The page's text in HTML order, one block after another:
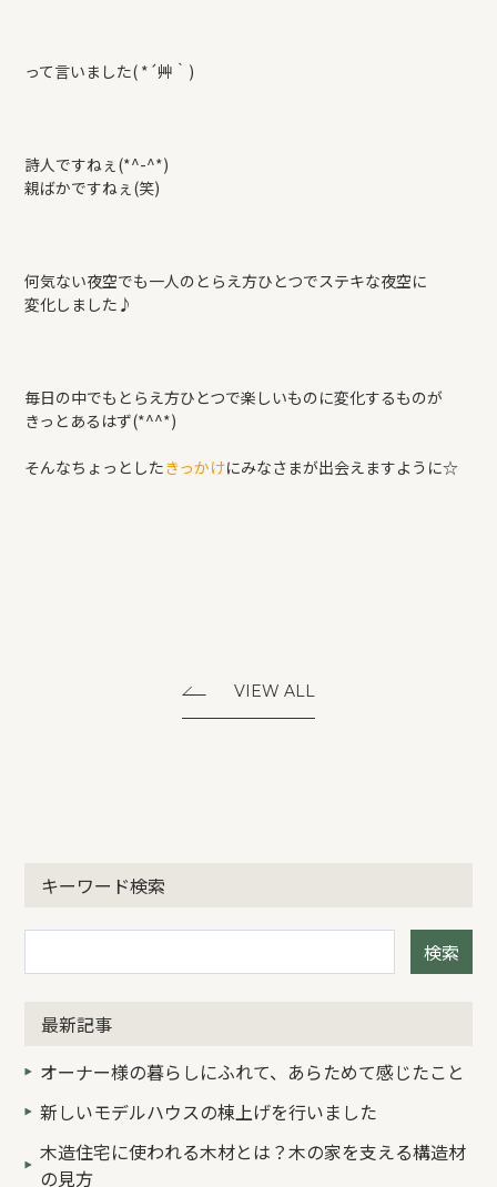
って言いました( *´艸｀)
詩人ですねぇ(*^-^*)
親ばかですねぇ(笑)
何気ない夜空でも一人のとらえ方ひとつでステキな夜空に
変化しました♪
毎日の中でもとらえ方ひとつで楽しいものに変化するものが
きっとあるはず(*^^*)
そんなちょっとしたきっかけにみなさまが出会えますように☆
キーワード検索
検索
最新記事
オーナー様の暮らしにふれて、あらためて感じたこと
新しいモデルハウスの棟上げを行いました
木造住宅に使われる木材とは？木の家を支える構造材
の見方
VIEW ALL